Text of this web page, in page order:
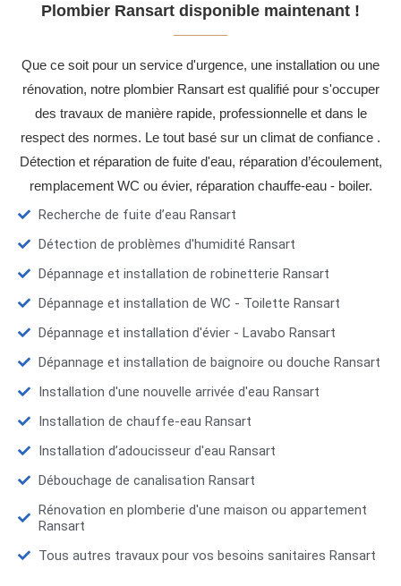
Plombier Ransart disponible maintenant !
Que ce soit pour un service d'urgence, une installation ou une
rénovation, notre plombier Ransart est qualifié pour s'occuper
des travaux de manière rapide, professionnelle et dans le
respect des normes. Le tout basé sur un climat de confiance .
Détection et réparation de fuite d'eau, réparation d’écoulement,
remplacement WC ou évier, réparation chauffe-eau - boiler.
Recherche de fuite d’eau Ransart
Détection de problèmes d'humidité Ransart
Dépannage et installation de robinetterie Ransart
Dépannage et installation de WC - Toilette Ransart
Dépannage et installation d'évier - Lavabo Ransart
Dépannage et installation de baignoire ou douche Ransart
Installation d'une nouvelle arrivée d'eau Ransart
Installation de chauffe-eau Ransart
Installation d’adoucisseur d'eau Ransart
Débouchage de canalisation Ransart
Rénovation en plomberie d'une maison ou appartement
Ransart
Tous autres travaux pour vos besoins sanitaires Ransart